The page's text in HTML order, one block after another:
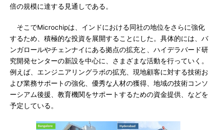
倍の規模に達する見通しである。
そこでMicrochipは、インドにおける同社の地位をさらに強化
するため、積極的な投資を展開することにした。具体的には、バ
ンガロールやチェンナイにある拠点の拡充と、ハイデラバード研
究開発センターの新設を中心に、さまざまな活動を行っていく。
例えば、エンジニアリングラボの拡充、現地顧客に対する技術お
よび業務サポートの強化、優秀な人材の獲得、地域の技術コンソ
ーシアム後援、教育機関をサポートするための資金提供、などを
予定している。